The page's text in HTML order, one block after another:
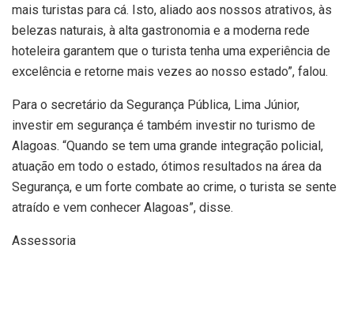
mais turistas para cá. Isto, aliado aos nossos atrativos, às
belezas naturais, à alta gastronomia e a moderna rede
hoteleira garantem que o turista tenha uma experiência de
excelência e retorne mais vezes ao nosso estado”, falou.
Para o secretário da Segurança Pública, Lima Júnior,
investir em segurança é também investir no turismo de
Alagoas. “Quando se tem uma grande integração policial,
atuação em todo o estado, ótimos resultados na área da
Segurança, e um forte combate ao crime, o turista se sente
atraído e vem conhecer Alagoas”, disse.
Assessoria